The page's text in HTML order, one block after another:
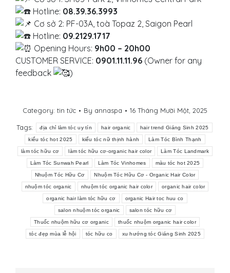
Hotline: 08.39.36.3993
Cơ sở 2: PF-03A, toà Topaz 2, Saigon Pearl
Hotline: 09.2129.1717
Opening Hours: 9h00 – 20h00
CUSTOMER SERVICE: 0901.11.11.96 (Owner for any
feedback
)
Category: tin tức By annaspa 16 Tháng Mười Một, 2025
Tags: địa chỉ làm tóc uy tín hair organic hair trend Giáng Sinh 2025
kiểu tóc hot 2025 kiểu tóc nữ thịnh hành Làm Tóc Bình Thạnh
làm tóc hữu cơ làm tóc hữu cơ-organic hair color Làm Tóc Landmark
Làm Tóc Sunwah Pearl Làm Tóc Vinhomes màu tóc hot 2025
Nhuộm Tóc Hữu Cơ Nhuộm Tóc Hữu Cơ - Organic Hair Color
nhuộm tóc organic nhuộm tóc organic hair color organic hair color
organic hair làm tóc hữu cơ organic Hair toc huu co
salon nhuộm tóc organic salon tóc hữu cơ
Thuốc nhuộm hữu cơ organic thuốc nhuộm organic hair color
tóc đẹp mùa lễ hội tóc hữu co xu hướng tóc Giáng Sinh 2025